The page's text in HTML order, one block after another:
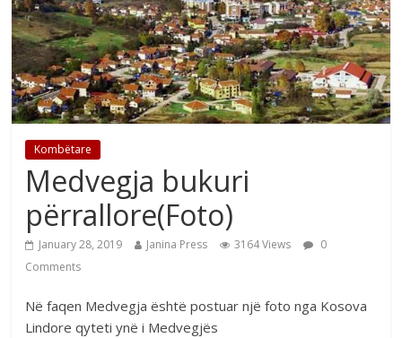
Kombëtare
Medvegja bukuri
përrallore(Foto)
January 28, 2019 Janina Press 3164 Views
0
Comments
Në faqen Medvegja është postuar një foto nga Kosova
Lindore qyteti ynë i Medvegjës